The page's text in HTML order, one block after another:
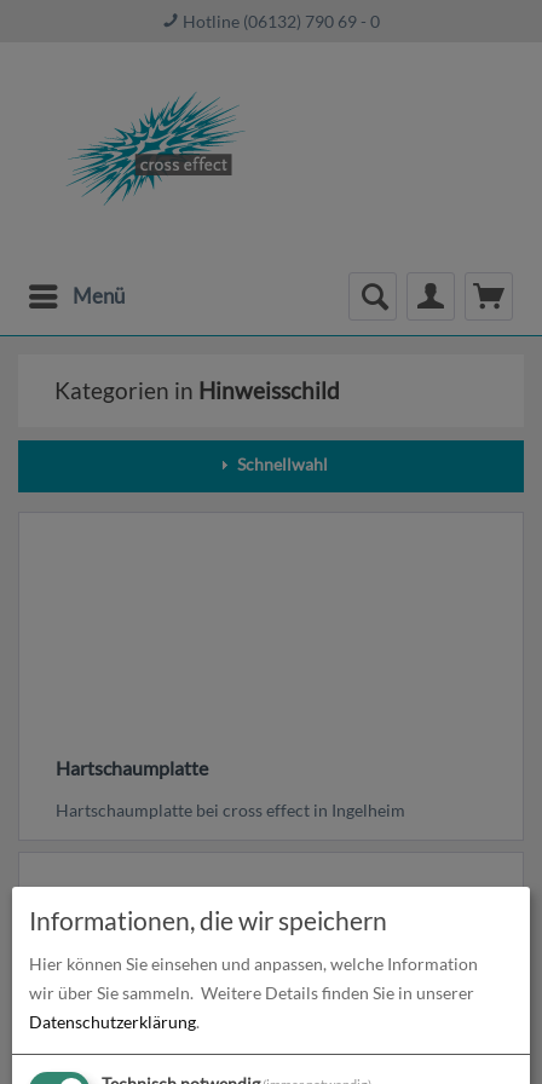
Hotline (06132) 790 69 - 0
Menü
Kategorien in Hinweisschild
Schnellwahl
Hartschaumplatte
Hartschaumplatte bei cross effect in Ingelheim
Informationen, die wir speichern
Hier können Sie einsehen und anpassen, welche Information
wir über Sie sammeln. Weitere Details finden Sie in unserer
Datenschutzerklärung.